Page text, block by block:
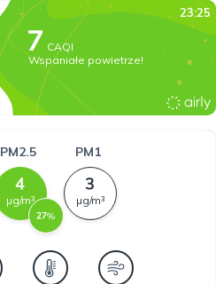
23:25
CAQI
Wspaniałe powietrze!
PM2.5
µg/m³
%
PM1
µg/m³